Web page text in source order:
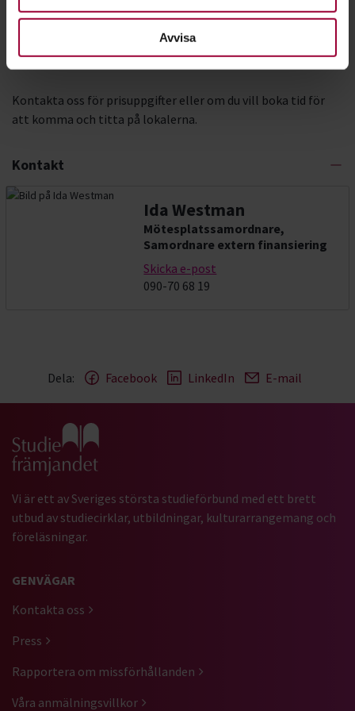
Avvisa
Replokaler
Läs mer om våra musiklokaler
Kontakta oss för prisuppgifter eller om du vill boka tid för
att komma och titta på lokalerna.
Kontakt
Ida Westman
Mötesplatssamordnare,
Samordnare extern finansiering
Skicka e-post
090-70 68 19
Dela: Facebook LinkedIn E-mail
Gå till studiefrämjandets startsida
Vi är ett av Sveriges största studieförbund med ett brett
utbud av studiecirklar, utbildningar, kulturarrangemang och
föreläsningar.
GENVÄGAR
Kontakta oss
Press
Rapportera om missförhållanden
Våra anmälningsvillkor